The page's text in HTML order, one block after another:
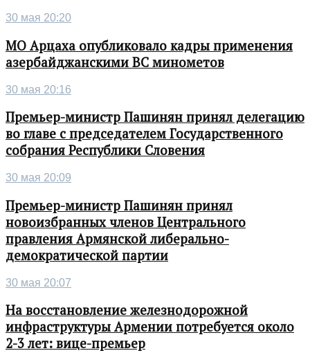
30 мая 20:20
МО Арцаха опубликовало кадры применения
азербайджанскими ВС минометов
30 мая 20:16
Премьер-министр Пашинян принял делегацию
во главе с председателем Государственного
собрания Республики Словения
30 мая 20:09
Премьер-министр Пашинян принял
новоизбранных членов Центрального
правления Армянской либерально-
демократической партии
30 мая 20:07
На восстановление железнодорожной
инфраструктуры Армении потребуется около
2-3 лет: вице-премьер